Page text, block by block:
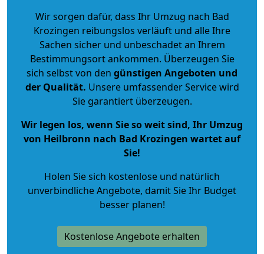
Wir sorgen dafür, dass Ihr Umzug nach Bad
Krozingen reibungslos verläuft und alle Ihre
Sachen sicher und unbeschadet an Ihrem
Bestimmungsort ankommen. Überzeugen Sie
sich selbst von den günstigen Angeboten und
der Qualität. Unsere umfassender Service wird
Sie garantiert überzeugen.
Wir legen los, wenn Sie so weit sind, Ihr Umzug
von Heilbronn nach Bad Krozingen wartet auf
Sie!
Holen Sie sich kostenlose und natürlich
unverbindliche Angebote, damit Sie Ihr Budget
besser planen!
Kostenlose Angebote erhalten